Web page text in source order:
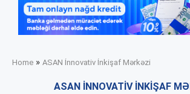
Home » ASAN İnnovativ İnkişaf Mərkəzi
ASAN İNNOVATIV İNKIŞAF